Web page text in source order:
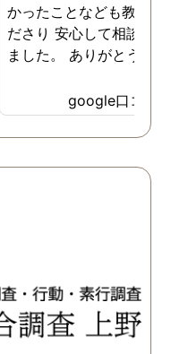
かったことなども教えて
ださり 安心して相談が
ました。 ありがとうご
google口コミ